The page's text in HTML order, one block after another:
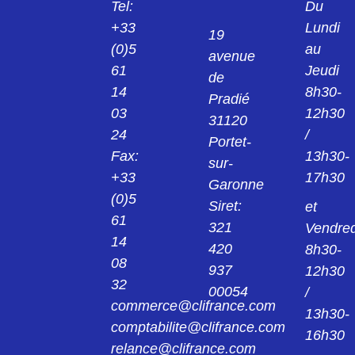
KPS1/B2 PINCE NOIR 2MM 24.0139-21
KPS1/B2 PINCE ROUGE 2MM 24.0139-22
KK4/4 MANCHON NOIR 4MM 24.0142-21
KK4/4 MANCHON ROUGE 4MM 24.0142-
AGK20 PINCE 4MM 24.0149
AGK40 PINCE NOIR 2MM 24.0154-21
Tel:
+33
(0)5
61
14
03
24
Fax:
+33
(0)5
61
14
08
32
commerce@clifrance.com
comptabilite@clifrance.com
relance@clifrance.com
19
avenue
de
Pradié
31120
Portet-
sur-
Garonne
Siret:
321
420
937
00054
Du
Lundi
au
Jeudi
8h30-
12h30
/
13h30-
17h30
et
8h30-
12h30
/
13h30-
16h30